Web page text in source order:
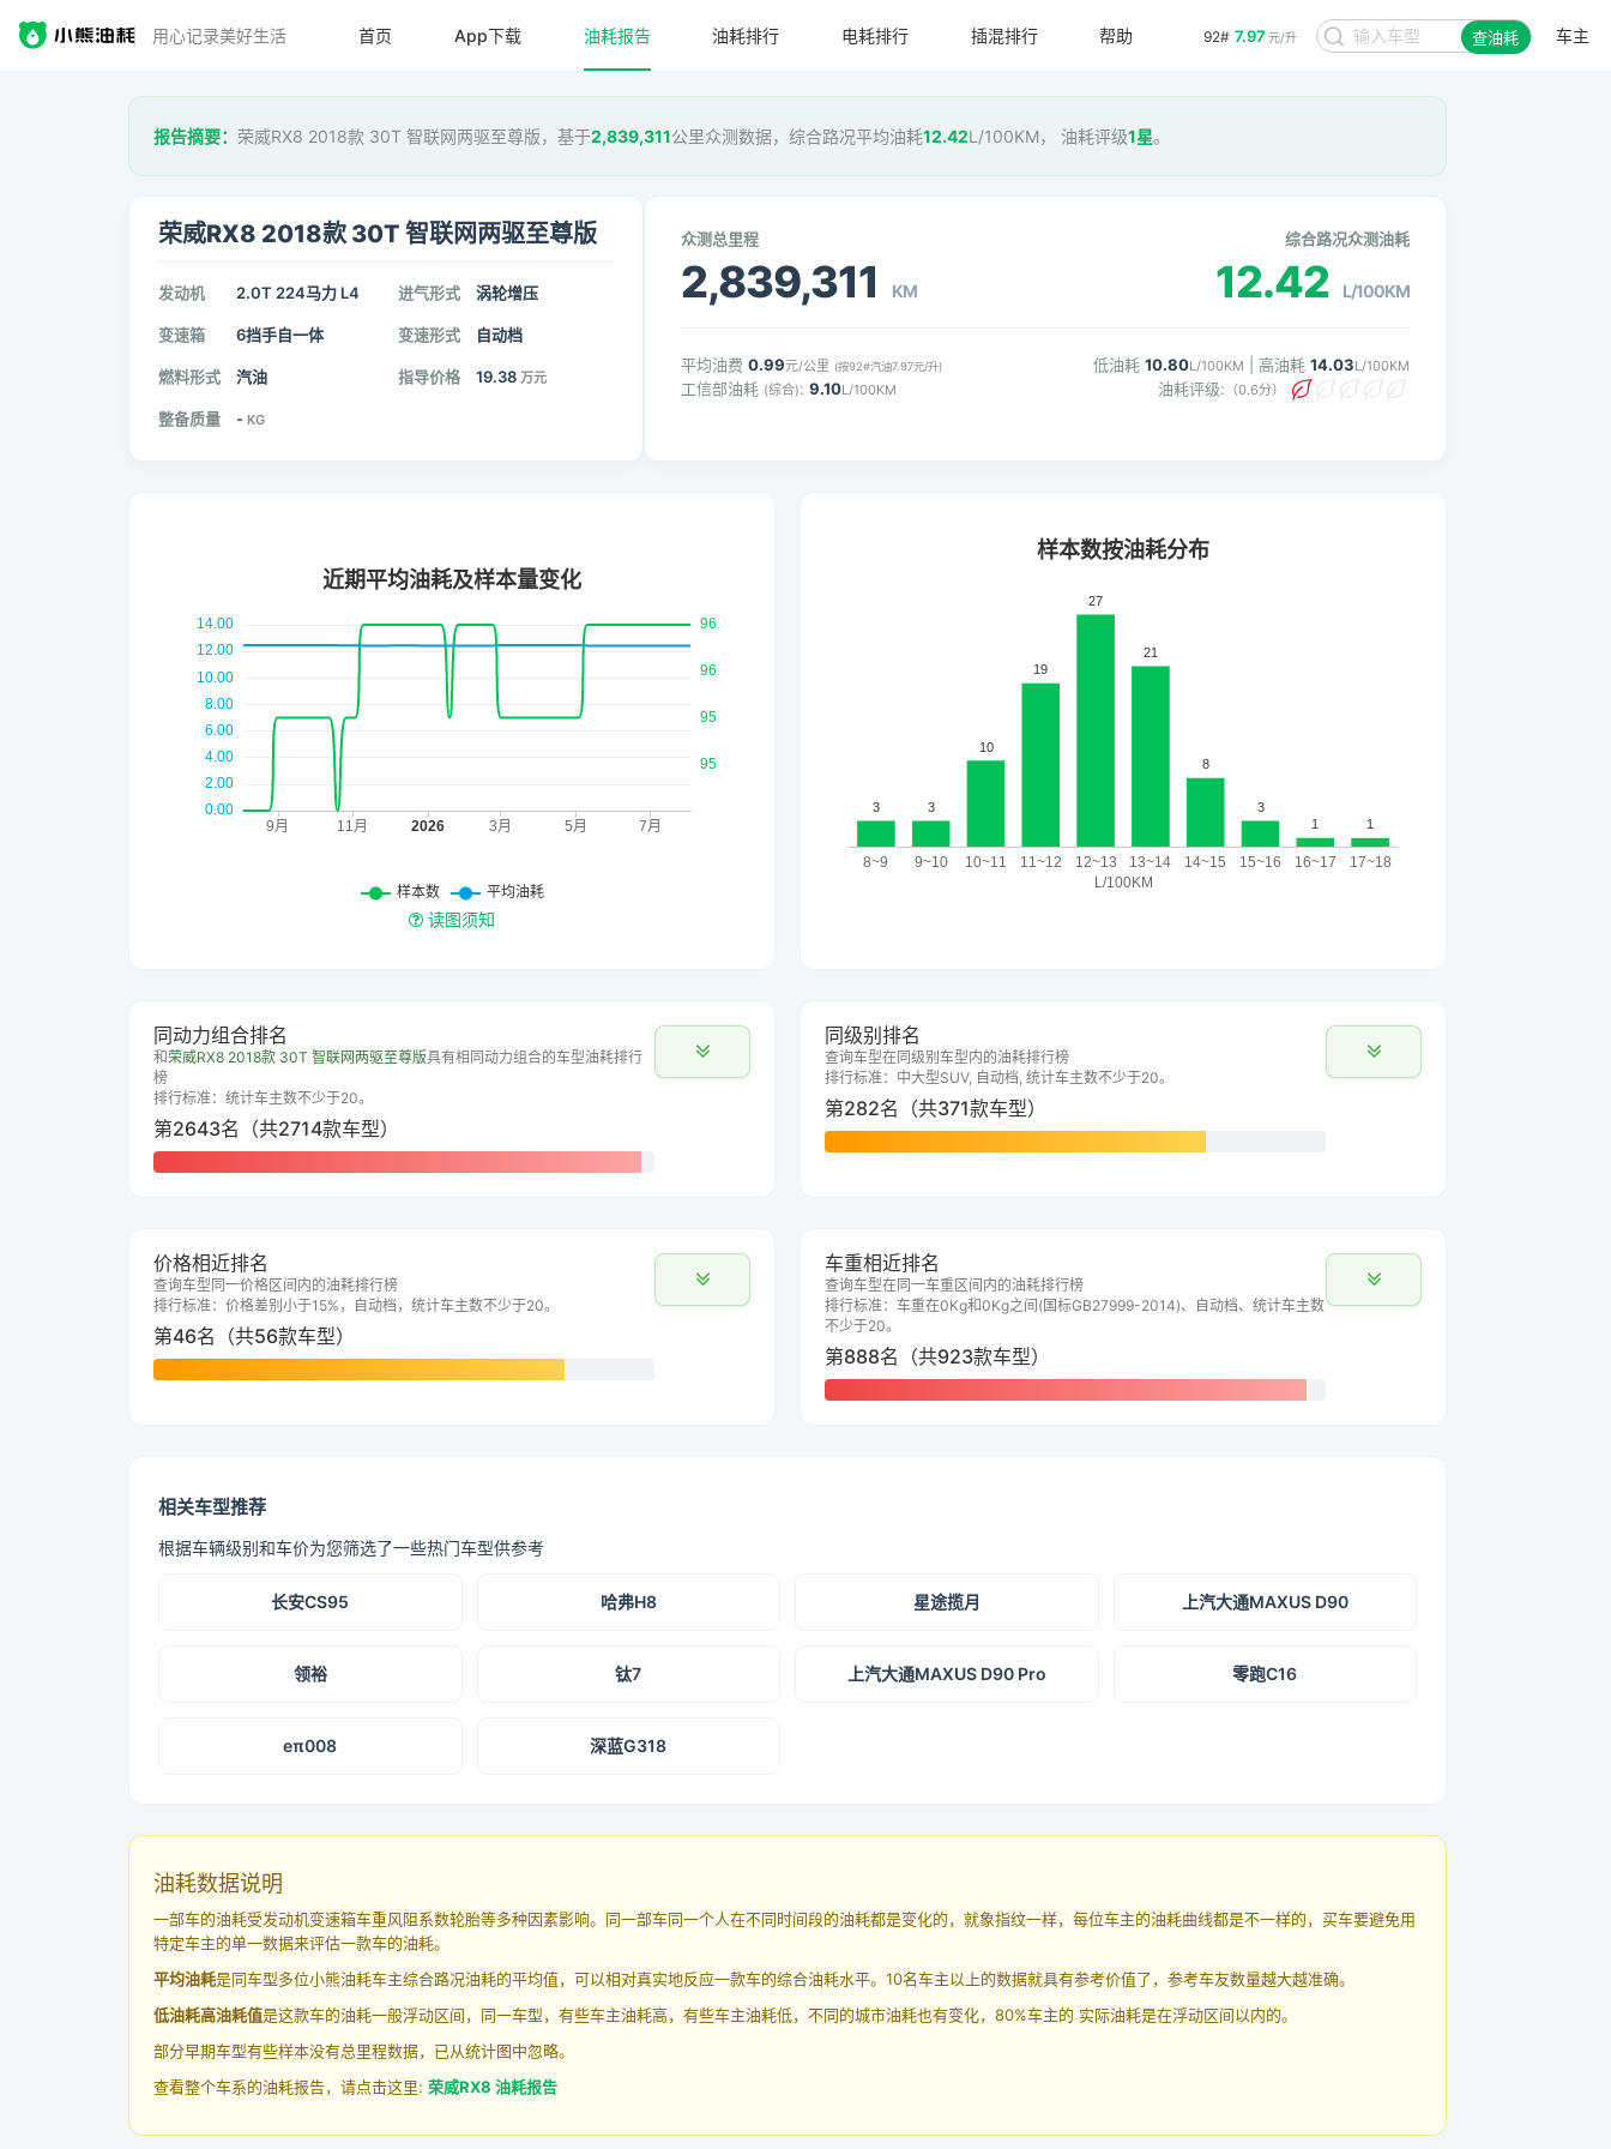
用心记录美好生活 92# 7.97 元/升 查油耗 车主
首页 App下载 油耗报告 油耗排行 电耗排行 插混排行 帮助
报告摘要： 荣威RX8 2018款 30T 智联网两驱至尊版，基于2,839,311公里众测数据，综合路况平均油耗12.42L/100KM， 油耗评级1星。
荣威RX8 2018款 30T 智联网两驱至尊版
发动机 2.0T 224马力 L4 进气形式 涡轮增压
变速箱 6挡手自一体 变速形式 自动档
燃料形式 汽油 指导价格 19.38 万元
整备质量 - KG
众测总里程
2,839,311 KM
综合路况众测油耗
12.42 L/100KM
平均油费 0.99元/公里 (按92#汽油7.97元/升)
工信部油耗 (综合): 9.10L/100KM
低油耗 10.80L/100KM | 高油耗 14.03L/100KM
油耗评级: （0.6分）
读图须知
同动力组合排名
和荣威RX8 2018款 30T 智联网两驱至尊版具有相同动力组合的车型油耗排行
榜
排行标准：统计车主数不少于20。
第2643名（共2714款车型）
同级别排名
查询车型在同级别车型内的油耗排行榜
排行标准：中大型SUV, 自动档, 统计车主数不少于20。
第282名（共371款车型）
价格相近排名
查询车型同一价格区间内的油耗排行榜
排行标准：价格差别小于15%，自动档，统计车主数不少于20。
第46名（共56款车型）
车重相近排名
查询车型在同一车重区间内的油耗排行榜
排行标准：车重在0Kg和0Kg之间(国标GB27999-2014)、自动档、统计车主数
不少于20。
第888名（共923款车型）
相关车型推荐
根据车辆级别和车价为您筛选了一些热门车型供参考
长安CS95 哈弗H8 星途揽月 上汽大通MAXUS D90
领裕 钛7 上汽大通MAXUS D90 Pro 零跑C16
eπ008 深蓝G318
油耗数据说明
一部车的油耗受发动机变速箱车重风阻系数轮胎等多种因素影响。同一部车同一个人在不同时间段的油耗都是变化的，就象指纹一样，每位车主的油耗曲线都是不一样的，买车要避免用
特定车主的单一数据来评估一款车的油耗。
平均油耗是同车型多位小熊油耗车主综合路况油耗的平均值，可以相对真实地反应一款车的综合油耗水平。10名车主以上的数据就具有参考价值了，参考车友数量越大越准确。
低油耗高油耗值是这款车的油耗一般浮动区间，同一车型，有些车主油耗高，有些车主油耗低，不同的城市油耗也有变化，80%车主的 实际油耗是在浮动区间以内的。
部分早期车型有些样本没有总里程数据，已从统计图中忽略。
查看整个车系的油耗报告，请点击这里: 荣威RX8 油耗报告